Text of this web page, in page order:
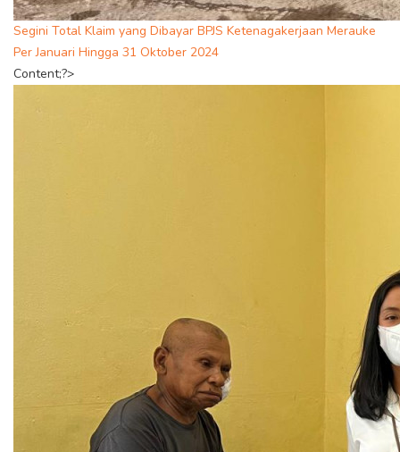
Segini Total Klaim yang Dibayar BPJS Ketenagakerjaan Merauke
Per Januari Hingga 31 Oktober 2024
Content;?>